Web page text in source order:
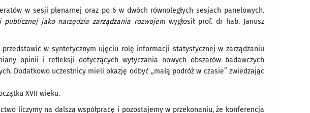
w sesji plenarnej oraz po 6 w dwóch równoległych sesjach panelowych.
publicznej jako narzędzia zarządzania rozwojem wygłosił prof. dr hab. Janusz
w syntetycznym ujęciu rolę informacji statystycznej w zarządzaniu
opinii i refleksji dotyczących wytyczania nowych obszarów badawczych
Dodatkowo uczestnicy mieli okazję odbyć „małą podróż w czasie” zwiedzając
XVII wieku.
liczymy na dalszą współpracę i pozostajemy w przekonaniu, że konferencja